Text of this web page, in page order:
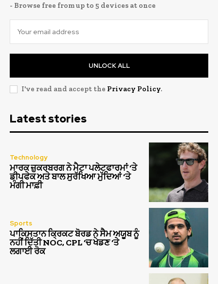
- Browse free from up to 5 devices at once
UNLOCK ALL
I've read and accept the Privacy Policy.
Latest stories
Technology
ਮਾਰਕ ਜ਼ੁਕਰਬਰਗ ਨੇ ਮੈਟਾ ਪਲੇਟਫਾਰਮਾਂ ‘ਤੇ
ਡੀਪਫੇਕ ਅਤੇ ਬਾਲ ਸੁਰੱਖਿਆ ਮੁੱਦਿਆਂ ‘ਤੇ
ਮੰਗੀ ਮਾਫ਼ੀ
Sports
ਪਾਕਿਸਤਾਨ ਕ੍ਰਿਕਟ ਬੋਰਡ ਨੇ ਸੈਮ ਅਯੂਬ ਨੂੰ
ਨਹੀਂ ਦਿੱਤੀ NOC, CPL ‘ਚ ਖੇਡਣ ‘ਤੇ
ਲਗਾਈ ਰੋਕ